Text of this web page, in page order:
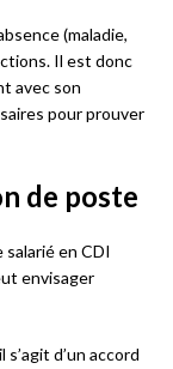
(maladie,
Il est donc
avec son
pour prouver
de poste
salarié en CDI
envisager
il s’agit d’un accord